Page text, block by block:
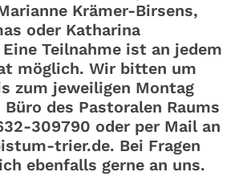
Krämer-Birsens,
oder Katharina
Teilnahme ist an jedem
möglich. Wir bitten um
zum jeweiligen Montag
des Pastoralen Raums
309790 oder per Mail an
trier.de. Bei Fragen
ebenfalls gerne an uns.